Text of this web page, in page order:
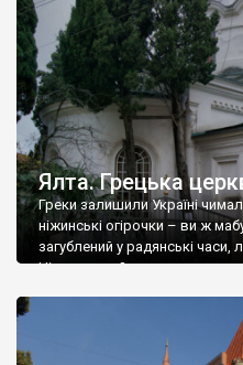
Ялта. Грецька
Греки залишили Україні
ніжинські огірочки – ви ж
загублений у радянські
Ніжин греки?